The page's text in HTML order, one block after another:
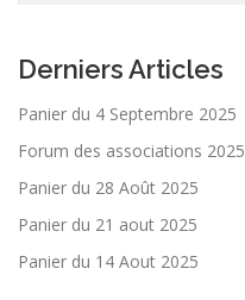
Derniers Articles
Panier du 4 Septembre 2025
Forum des associations 2025
Panier du 28 Août 2025
Panier du 21 aout 2025
Panier du 14 Aout 2025